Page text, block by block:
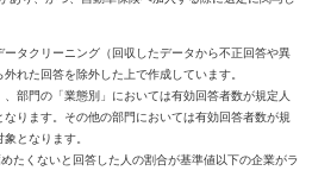
タクリーニング（回収したデータから不正回答や異
れた回答を除外した上で作成しています。
部門の「業態別」においては有効回答者数が規定人
ります。その他の部門においては有効回答者数が規
となります。
たくないと回答した人の割合が基準値以下の企業がラ